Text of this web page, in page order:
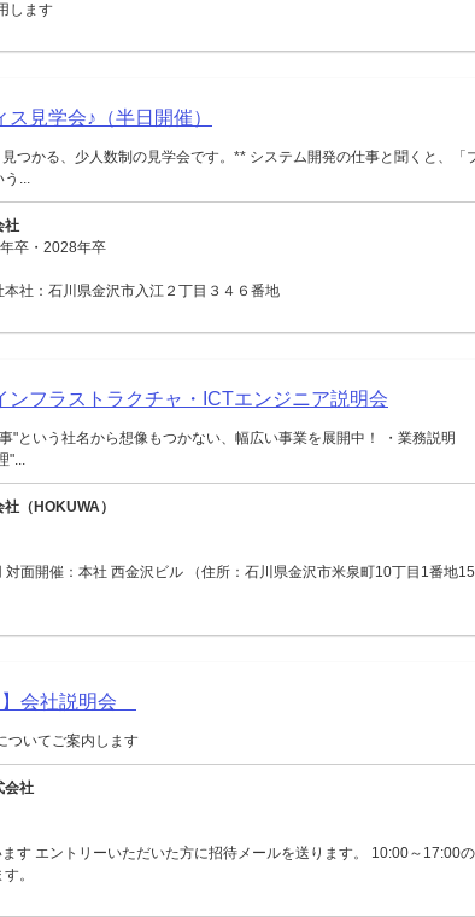
します
見学会♪（半日開催）
つかる、少人数制の見学会です。** システム開発の仕事と聞くと、「
う...
社
卒・2028年卒
社：石川県金沢市入江２丁目３４６番地
ンフラストラクチャ・ICTエンジニア説明会
"という社名から想像もつかない、幅広い事業を展開中！ ・業務説
"...
（HOKUWA）
対面開催：本社 西金沢ビル （住所：石川県金沢市米泉町10丁目1番
】会社説明会
ついてご案内します
会社
す エントリーいただいた方に招待メールを送ります。 10:00～17:00
。